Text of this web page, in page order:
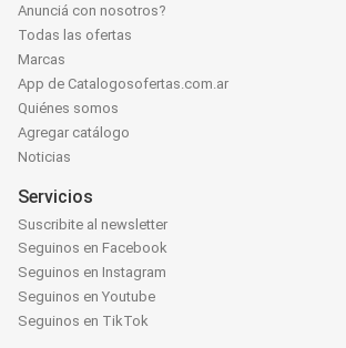
Anunciá con nosotros?
Todas las ofertas
Marcas
App de Catalogosofertas.com.ar
Quiénes somos
Agregar catálogo
Noticias
Servicios
Suscribite al newsletter
Seguinos en Facebook
Seguinos en Instagram
Seguinos en Youtube
Seguinos en TikTok